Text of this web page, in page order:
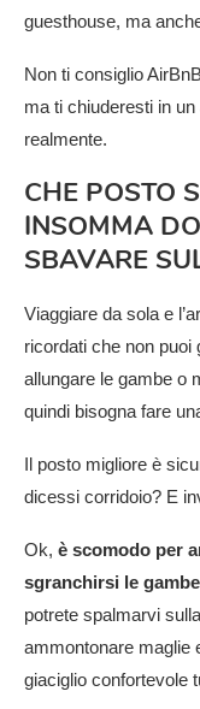
guesthouse, ma
Non ti consiglio
ma ti chiuderesti in
realmente.
CHE POSTO
INSOMMA
SBAVARE
Viaggiare da sola e
ricordati che non puoi
allungare le gambe o
quindi bisogna fare
Il posto migliore è
dicessi corridoio? E
Ok, è scomodo per
sgranchirsi le gambe
potrete spalmarvi
ammontonare maglie
giaciglio confortevole